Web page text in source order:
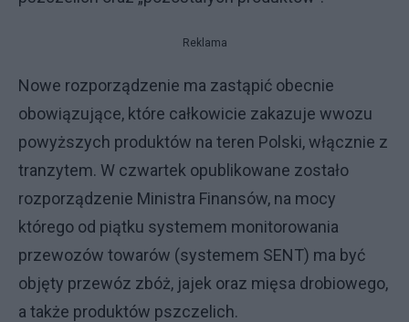
Reklama
Nowe rozporządzenie ma zastąpić obecnie
obowiązujące, które całkowicie zakazuje wwozu
powyższych produktów na teren Polski, włącznie z
tranzytem. W czwartek opublikowane zostało
rozporządzenie Ministra Finansów, na mocy
którego od piątku systemem monitorowania
przewozów towarów (systemem SENT) ma być
objęty przewóz zbóż, jajek oraz mięsa drobiowego,
a także produktów pszczelich.